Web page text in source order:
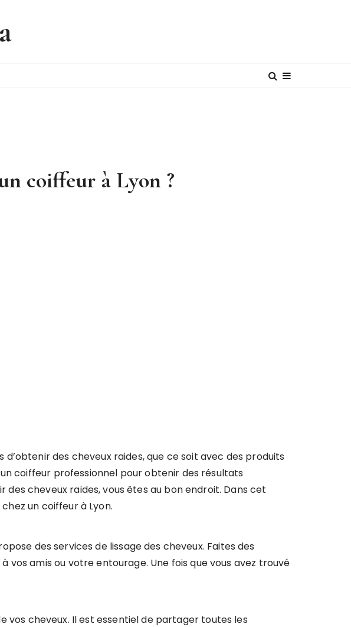
coiffeur à Lyon ?
d’obtenir des cheveux raides, que ce soit avec des produits
coiffeur professionnel pour obtenir des résultats
cheveux raides, vous êtes au bon endroit. Dans cet
un coiffeur à Lyon.
des services de lissage des cheveux. Faites des
amis ou votre entourage. Une fois que vous avez trouvé
vos cheveux. Il est essentiel de partager toutes les